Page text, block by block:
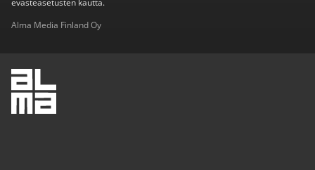
evästeasetusten kautta.
Alma Media Finland Oy